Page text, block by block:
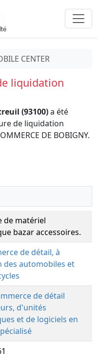
CENTER
liquidation
(93100)a été
de liquidation
DE BOBIGNY.
de matériel
bazar accessoires.
de détail, à
des automobiles et
de détail
d'unités
et de logiciels en